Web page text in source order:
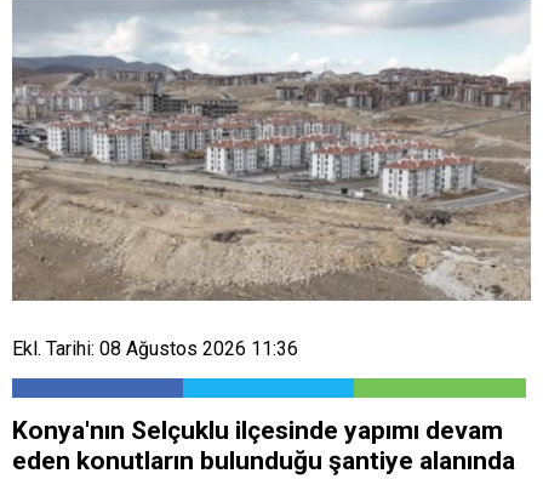
Ekl. Tarihi: 08 Ağustos 2026 11:36
Konya'nın Selçuklu ilçesinde yapımı devam
eden konutların bulunduğu şantiye alanında